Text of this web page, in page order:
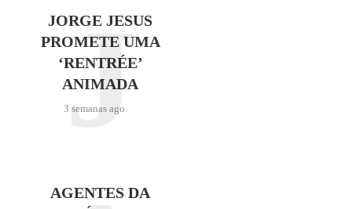
JORGE JESUS
PROMETE UMA
‘RENTRÉE’
ANIMADA
3 semanas ago
J
AGENTES DA